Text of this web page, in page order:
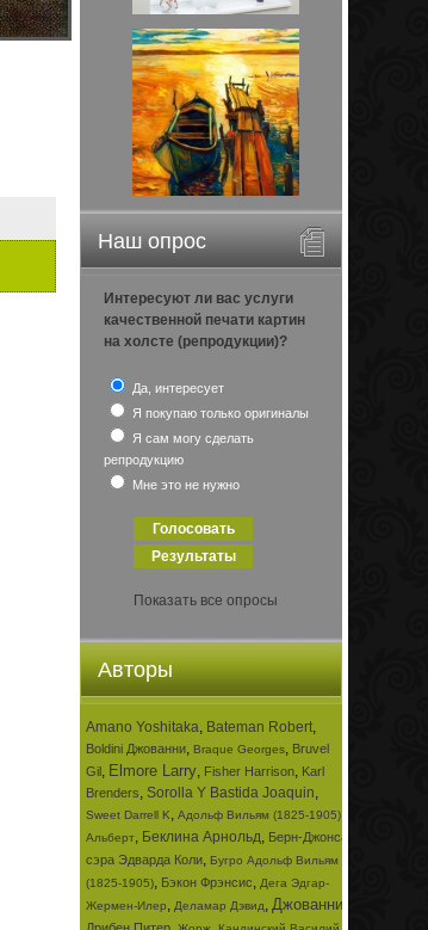
Наш опрос
Интересуют ли вас услуги
качественной печати картин
на холсте (репродукции)?
Да, интересует
Я покупаю только оригиналы
Я сам могу сделать
репродукцию
Мне это не нужно
Показать все опросы
Авторы
Amano Yoshitaka, Bateman Robert,
Boldini Джованни, Braque Georges, Bruvel
Gil, Elmore Larry, Fisher Harrison, Karl
Brenders, Sorolla Y Bastida Joaquin,
Sweet Darrell K, Адольф Вильям (1825-1905)
Альберт, Беклина Арнольд, Берн-Джонса
сэра Эдварда Коли, Бугро Адольф Вильям
(1825-1905), Бэкон Фрэнсис, Дега Эдгар-
Жермен-Илер, Деламар Дэвид, Джованни